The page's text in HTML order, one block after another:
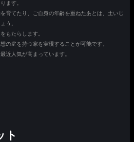
ます。
育てたり、ご自身の年齢を重ねたあとは、土いじ
う。
もたらします。
の庭を持つ家を実現することが可能です。
近人気が高まっています。
ト